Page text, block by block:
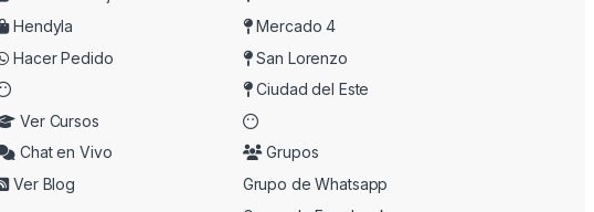
Hendyla
Hacer Pedido
Ver Cursos
Chat en Vivo
Ver Blog
Mercado 4
San Lorenzo
Ciudad del Este
Grupos
Grupo de Whatsapp